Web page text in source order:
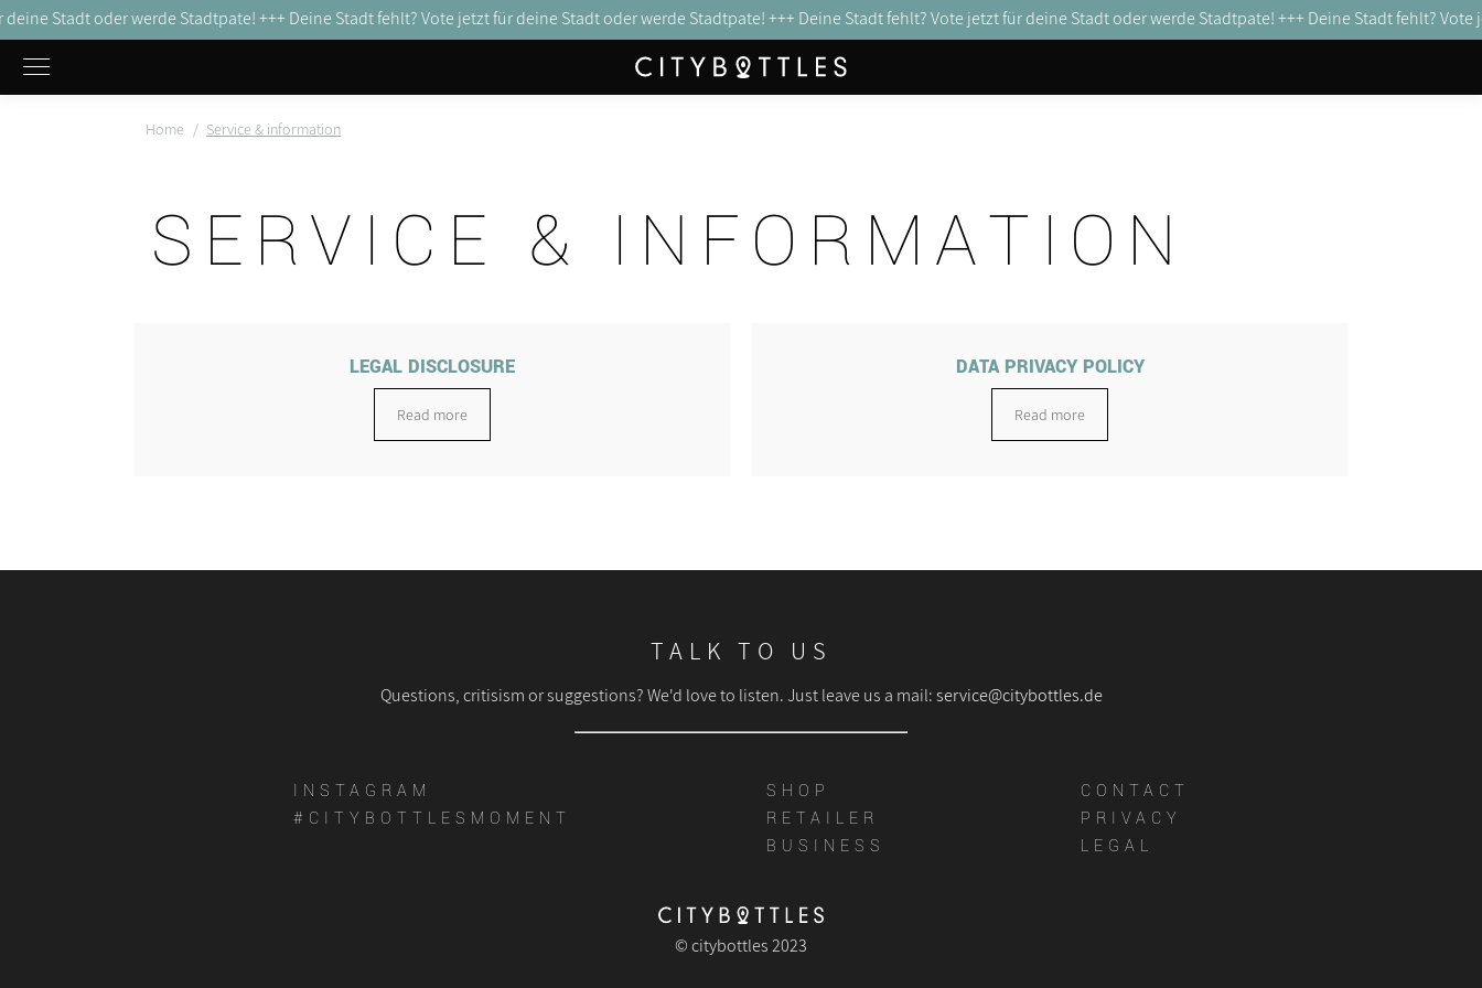
Stadt oder werde Stadtpate! +++Deine Stadt fehlt? Vote jetzt für deine Stadt oder werde Stadtpate! +++Deine Stadt fehlt? Vote jetzt für deine Stadt oder werde Stadtpate! +++Deine Stadt fehlt? Vote
Home Service & information
SERVICE & INFOR­MATION
LEGAL DISCLOSURE
Read more
DATA PRIVACY POLICY
Read more
TALK TO US
Questions, critisism or suggestions? We'd love to listen. Just leave us a mail:service@citybottles.de
INSTAGRAM
#CITYBOTTLESMOMENT
SHOP
RETAILER
BUSINESS
CONTACT
PRIVACY
LEGAL
© citybottles 2023